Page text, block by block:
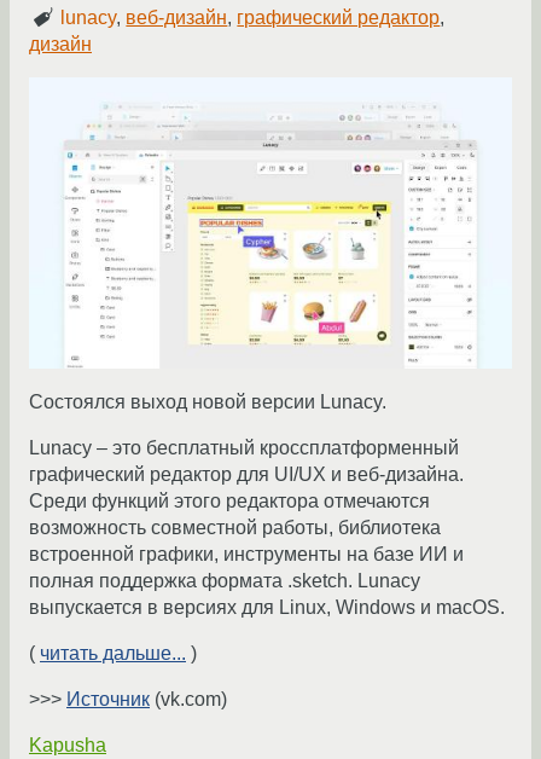
lunacy, веб-дизайн, графический редактор,
дизайн
Состоялся выход новой версии Lunacy.
Lunacy – это бесплатный кроссплатформенный
графический редактор для UI/UX и веб-дизайна.
Среди функций этого редактора отмечаются
возможность совместной работы, библиотека
встроенной графики, инструменты на базе ИИ и
полная поддержка формата .sketch. Lunacy
выпускается в версиях для Linux, Windows и macOS.
( читать дальше... )
>>> Источник (vk.com)
Kapusha